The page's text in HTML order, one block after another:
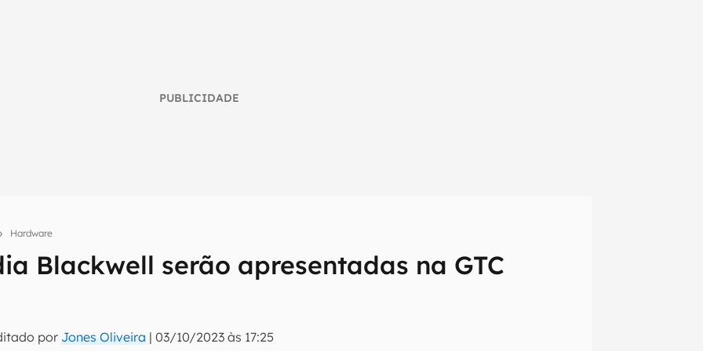
PUBLICIDADE
Hardware
Blackwell serão apresentadas na GTC
por Jones Oliveira |03/10/2023 às 17:25
do Canaltech e receba notícias e reviews sobre tecnologia em primeira